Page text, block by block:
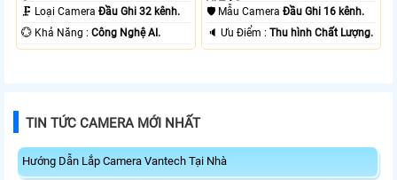
Camera .
🗜️ Loại CameraĐầu Ghi 32 kênh.
️💮 Khả Năng :Công Nghệ AI.
Vị Trí Camera .
🛡 Mẫu CameraĐầu Ghi 16 kênh.
️🔈 Ưu Điểm :Thu hình Chất Lượng.
TIN TỨC CAMERA MỚI NHẤT
Hướng Dẫn Lắp Camera Vantech Tại Nhà